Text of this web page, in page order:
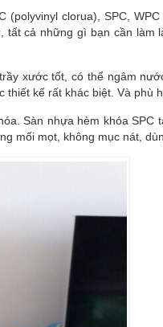
clorua), SPC,
cả những gì bạn cần làm
xước tốt, có thể ngâm
kế rất khác biệt. Và phù
Sàn nhựa hèm khóa SPC
mối mọt, không mục nát,